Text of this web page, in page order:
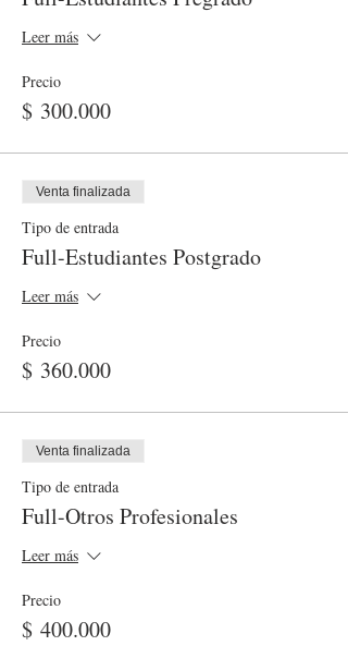
Leer más
Precio
$ 300.000
Venta finalizada
Tipo de entrada
Full-Estudiantes Postgrado
Leer más
Precio
$ 360.000
Venta finalizada
Tipo de entrada
Full-Otros Profesionales
Leer más
Precio
$ 400.000